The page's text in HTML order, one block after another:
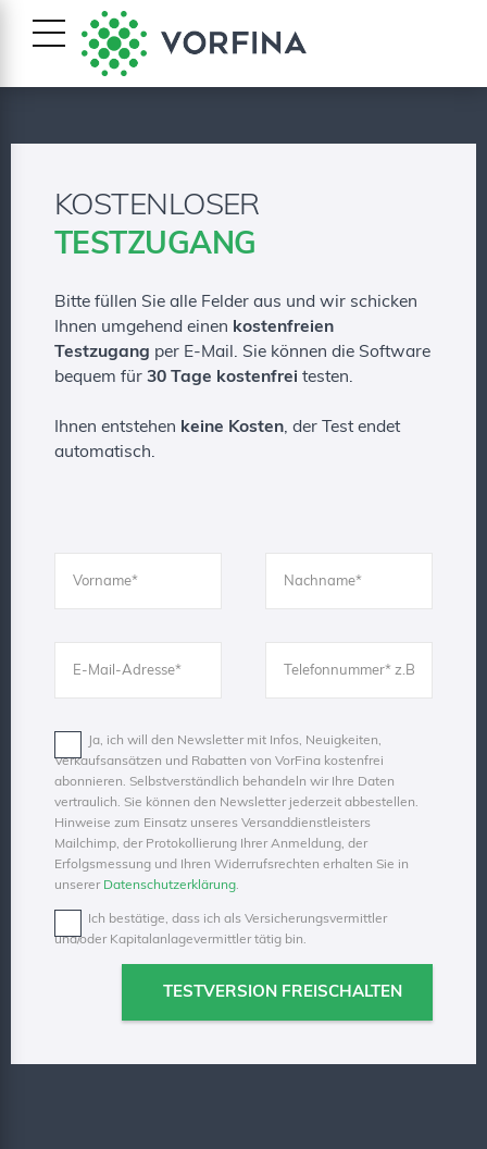
KOSTENLOSER
TESTZUGANG
Bitte füllen Sie alle Felder aus und wir schicken
Ihnen umgehend einen kostenfreien
Testzugang per E-Mail. Sie können die Software
bequem für 30 Tage kostenfrei testen.
Ihnen entstehen keine Kosten, der Test endet
automatisch.
Ja, ich will den Newsletter mit Infos, Neuigkeiten,
Verkaufsansätzen und Rabatten von VorFina kostenfrei
abonnieren. Selbstverständlich behandeln wir Ihre Daten
vertraulich. Sie können den Newsletter jederzeit abbestellen.
Hinweise zum Einsatz unseres Versanddienstleisters
Mailchimp, der Protokollierung Ihrer Anmeldung, der
Erfolgsmessung und Ihren Widerrufsrechten erhalten Sie in
unserer Datenschutzerklärung.
Ich bestätige, dass ich als Versicherungsvermittler
und/oder Kapitalanlagevermittler tätig bin.